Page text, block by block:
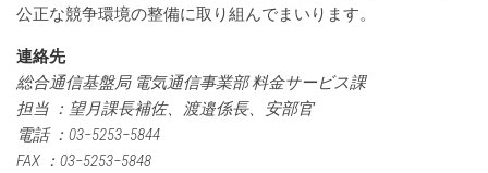
公正な競争環境の整備に取り組んでまいります。
連絡先
総合通信基盤局 電気通信事業部 料金サービス課
担当 ：望月課長補佐、渡邉係長、安部官
電話 ：03−5253−5844
FAX ：03−5253−5848